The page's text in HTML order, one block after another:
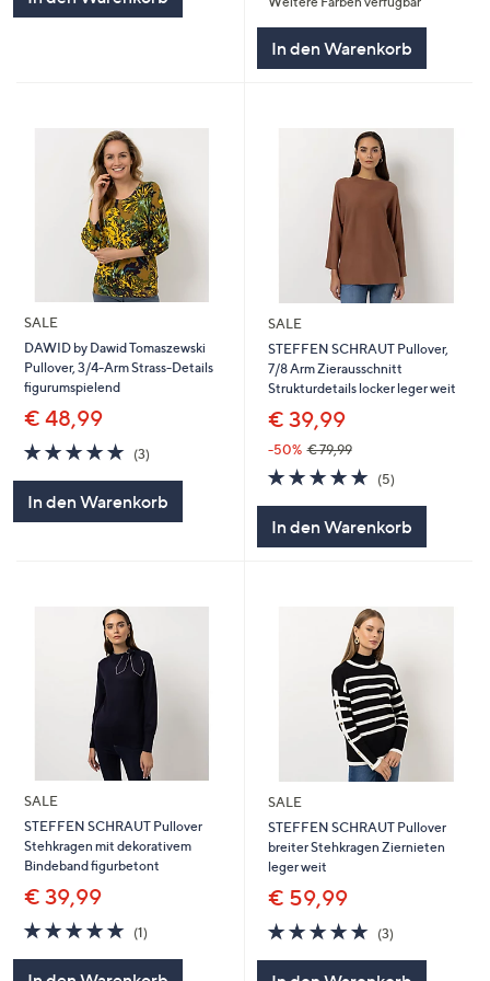
In den Warenkorb
SALE
DAWID by Dawid Tomaszewski
Pullover, 3/4-Arm Strass-Details
figurumspielend
€ 48,99
5.0
von
(3)
In den Warenkorb
SALE
STEFFEN SCHRAUT Pullover,
7/8 Arm Zierausschnitt
Strukturdetails locker leger weit
€ 39,99
-50% € 79,99
5.0
von
(5)
In den Warenkorb
SALE
STEFFEN SCHRAUT Pullover
Stehkragen mit dekorativem
Bindeband figurbetont
€ 39,99
5.0
von
(1)
SALE
STEFFEN SCHRAUT Pullover
breiter Stehkragen Ziernieten
leger weit
€ 59,99
5.0
von
(3)